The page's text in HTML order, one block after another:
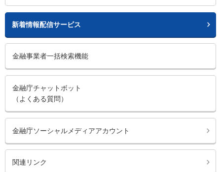
新着情報配信サービス
金融事業者一括検索機能
金融庁チャットボット
（よくある質問）
金融庁ソーシャルメディアアカウント
関連リンク